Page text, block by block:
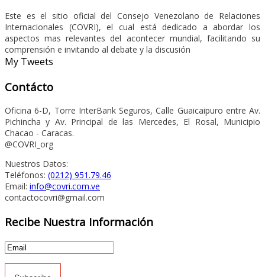
Este es el sitio oficial del Consejo Venezolano de Relaciones
Internacionales (COVRI), el cual está dedicado a abordar los
aspectos mas relevantes del acontecer mundial, facilitando su
comprensión e invitando al debate y la discusión
My Tweets
Contácto
Oficina 6-D, Torre InterBank Seguros, Calle Guaicaipuro entre Av.
Pichincha y Av. Principal de las Mercedes, El Rosal, Municipio
Chacao - Caracas.
@COVRI_org
Nuestros Datos:
Teléfonos: (0212) 951.79.46
Email: info@covri.com.ve
contactocovri@gmail.com
Recibe Nuestra Información